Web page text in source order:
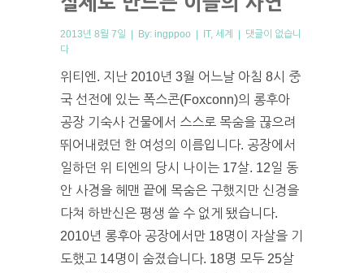
2013년 8월 7일 | By: ingppoo | IT, 세계 | 댓글이 없습니
다
위티엔. 지난 2010년 3월 어느날 아침 8시 중
국 선전에 있는 폭스콘(Foxconn)의 롱후아
공장 기숙사 건물에서 스스로 목숨을 끊으려
뛰어내렸던 한 여성의 이름입니다. 공장에서
일하던 위 티엔의 당시 나이는 17살. 12일 동
안 사경을 헤맨 끝에 목숨은 구했지만 신경을
다쳐 하반신은 평생 쓸 수 없게 됐습니다.
2010년 롱후아 공장에서만 18명이 자살을 기
도했고 14명이 숨졌습니다. 18명 모두 25살